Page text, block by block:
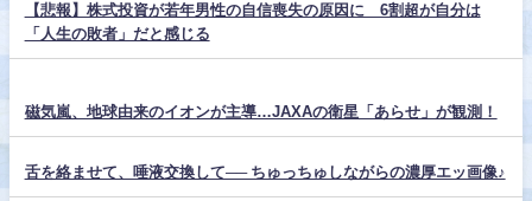
【悲報】株式投資が若年男性の自信喪失の原因に 6割超が自分は
「人生の敗者」だと感じる
磁気嵐、地球由来のイオンが主導…JAXAの衛星「あらせ」が観測！
舌を絡ませて、唾液交換して── ちゅっちゅしながらの濃厚エッ画像♪